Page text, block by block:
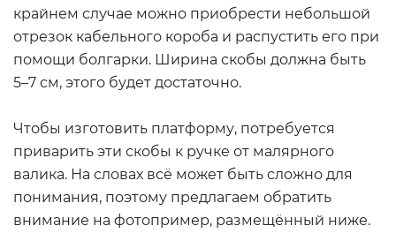
крайнем случае можно приобрести небольшой
отрезок кабельного короба и распустить его при
помощи болгарки. Ширина скобы должна быть
5–7 см, этого будет достаточно.
Чтобы изготовить платформу, потребуется
приварить эти скобы к ручке от малярного
валика. На словах всё может быть сложно для
понимания, поэтому предлагаем обратить
внимание на фотопример, размещённый ниже.